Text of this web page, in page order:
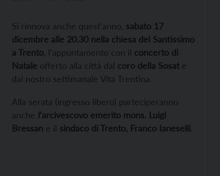
Si rinnova anche quest’anno, sabato 17
dicembre alle 20.30 nella chiesa del Santissimo
a Trento , l’appuntamento con il concerto di
Natale offerto alla città dal coro della Sosate
dal nostro settimanale Vita Trentina.
Alla serata (ingresso libero) parteciperanno
anche l’arcivescovo emerito mons. Luigi
Bressan e il sindaco di Trento, Franco Ianeselli.